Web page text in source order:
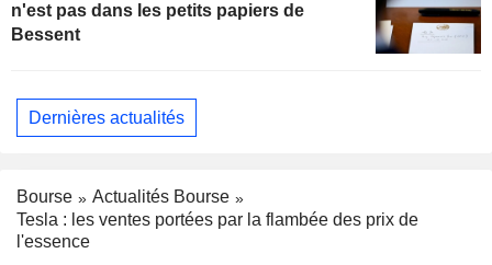
n'est pas dans les petits papiers de
Bessent
Dernières actualités
Bourse
Actualités Bourse
Tesla : les ventes portées par la flambée des prix de
l'essence